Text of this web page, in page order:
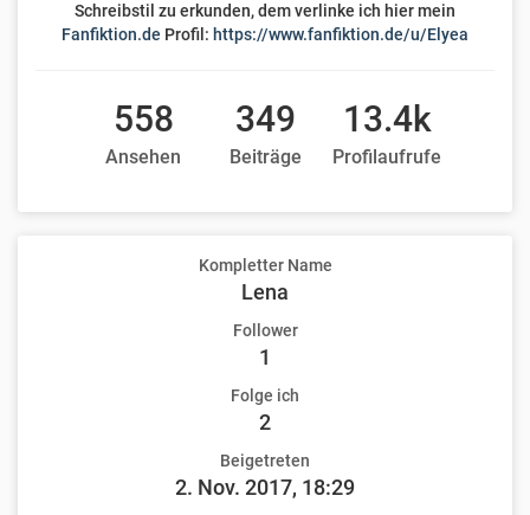
Schreibstil zu erkunden, dem verlinke ich hier mein
Fanfiktion.de Profil: https://www.fanfiktion.de/u/Elyea
558
Ansehen
349
Beiträge
13.4k
Profilaufrufe
Kompletter Name
Lena
Follower
1
Folge ich
2
Beigetreten
2. Nov. 2017, 18:29